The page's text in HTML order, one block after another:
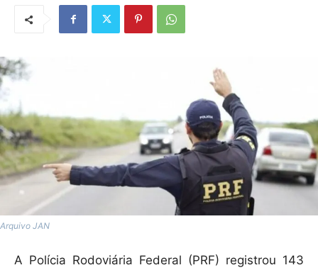
Arquivo JAN
A Polícia Rodoviária Federal (PRF) registrou 143